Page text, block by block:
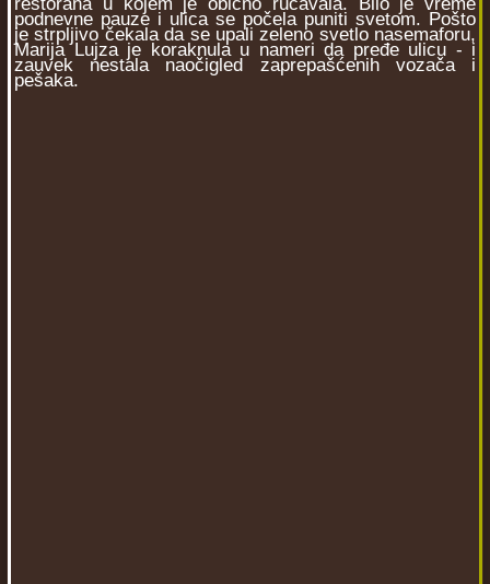
podnevne pauze i ulica se počela puniti svetom. Pošto
je strpljivo čekala da se upali zeleno svetlo nasemaforu,
Marija Lujza je koraknula u nameri da pređe ulicu - i
zauvek nestala naočigled zaprepašćenih vozača i
pešaka.